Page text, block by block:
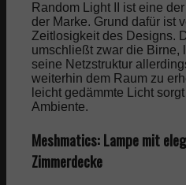
Random Light II ist eine
der Marke. Grund dafür ist
Zeitlosigkeit des Designs.
umschließt zwar die Birne,
seine Netzstruktur
weiterhin dem Raum zu
leicht gedämmte Licht
Ambiente.
Meshmatics: Lampe mit
Zimmerdecke